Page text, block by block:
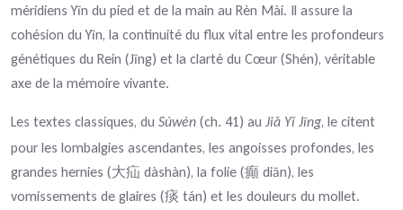
méridiens Yīn du pied et de la main au Rèn Mài. Il assure la
cohésion du Yīn, la continuité du flux vital entre les profondeurs
génétiques du Rein (Jīng) et la clarté du Cœur (Shén), véritable
axe de la mémoire vivante.
Les textes classiques, du Sùwèn (ch. 41) au Jiǎ YǐJīng, le citent
pour les lombalgies ascendantes, les angoisses profondes, les
grandes hernies (大疝 dàshàn), la folie (癲 diān), les
vomissements de glaires (痰 tán) et les douleurs du mollet.